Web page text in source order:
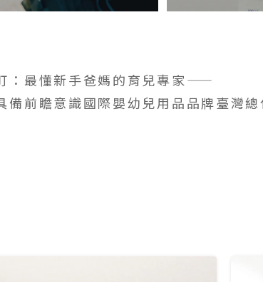
墊
FRANKLIiN
寶寶清潔護理
：最懂新手爸媽的育兒專家——
備前瞻意識國際嬰幼兒用品品牌臺灣總